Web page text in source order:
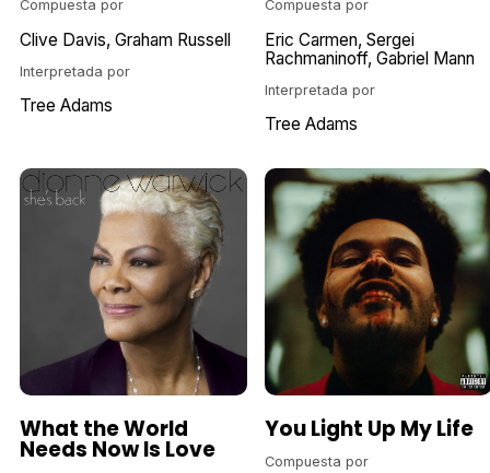
Compuesta por
Clive Davis Graham Russell
Interpretada por
Tree Adams
Compuesta por
Eric Carmen Sergei
Rachmaninoff Gabriel Mann
Interpretada por
Tree Adams
What the World
Needs Now Is Love
You Light Up My Life
Compuesta por